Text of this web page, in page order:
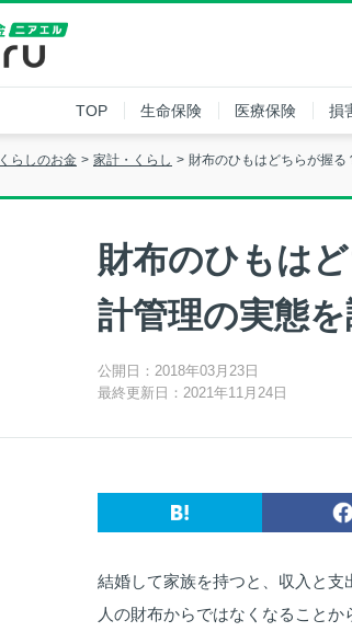
TOP 生命保険 医療保険 損
くらしのお金 家計・くらし 財布のひもはどちらが握
財布のひもは
計管理の実態
公開日：2018年03月23日
最終更新日：2021年11月24日
結婚して家族を持つと、収入と支
人の財布からではなくなることか